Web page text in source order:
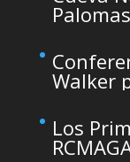
Murcia
Walker
Los